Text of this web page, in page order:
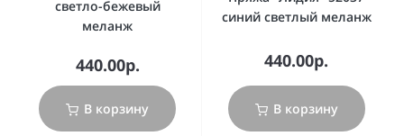
светло-бежевый
меланж
440.00р.
В корзину
синий светлый меланж
440.00р.
В корзину